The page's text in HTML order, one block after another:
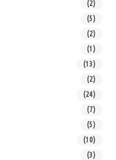
(2)
(5)
(2)
(1)
(13)
(2)
(24)
(7)
(5)
(10)
(3)